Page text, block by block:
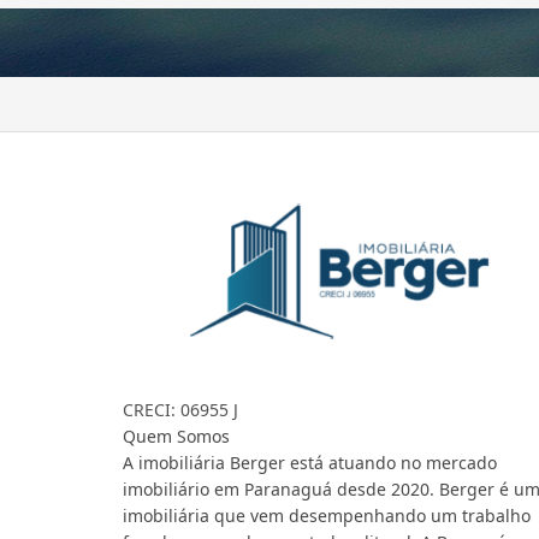
CRECI: 06955 J
Quem Somos
A imobiliária Berger está atuando no mercado
imobiliário em Paranaguá desde 2020. Berger é
imobiliária que vem desempenhando um trabalho